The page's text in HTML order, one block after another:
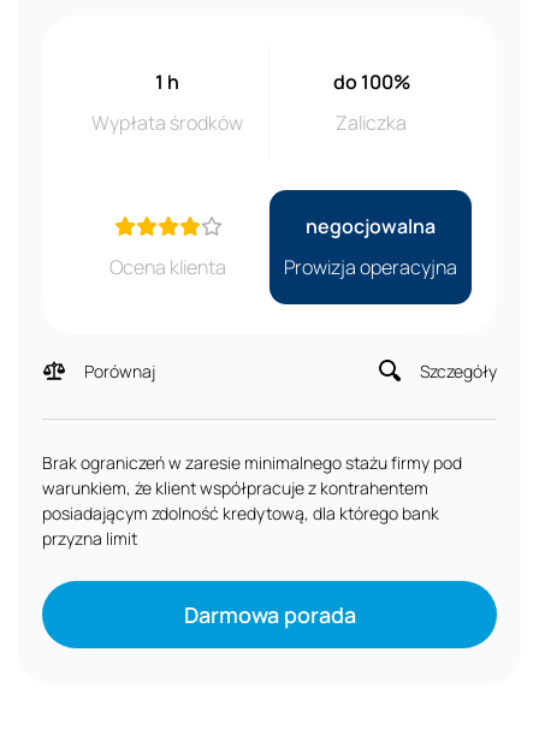
1 h
Wypłata środków
do 100%
Zaliczka
Ocena klienta
negocjowalna
Prowizja operacyjna
Porównaj Szczegóły
Brak ograniczeń w zaresie minimalnego stażu firmy pod
warunkiem, że klient współpracuje z kontrahentem
posiadającym zdolność kredytową, dla którego bank
przyzna limit
Darmowa porada